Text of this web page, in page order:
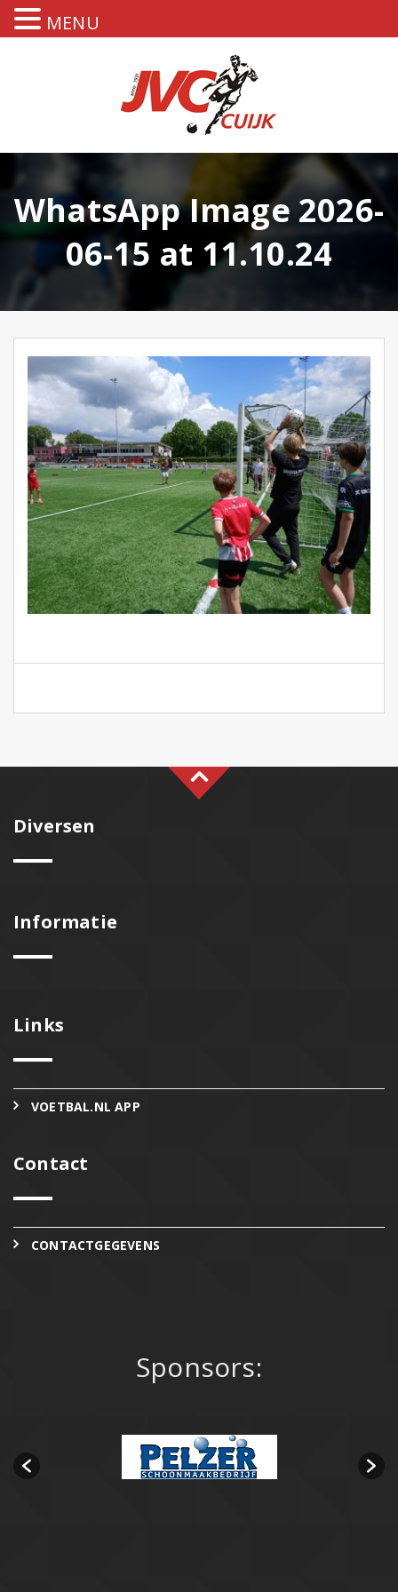
WhatsApp Image 2026-
06-15 at 11.10.24
Diversen
Informatie
Links
VOETBAL.NL APP
Contact
CONTACTGEGEVENS
Sponsors:
MENU